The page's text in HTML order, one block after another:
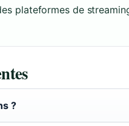
plateformes de
?